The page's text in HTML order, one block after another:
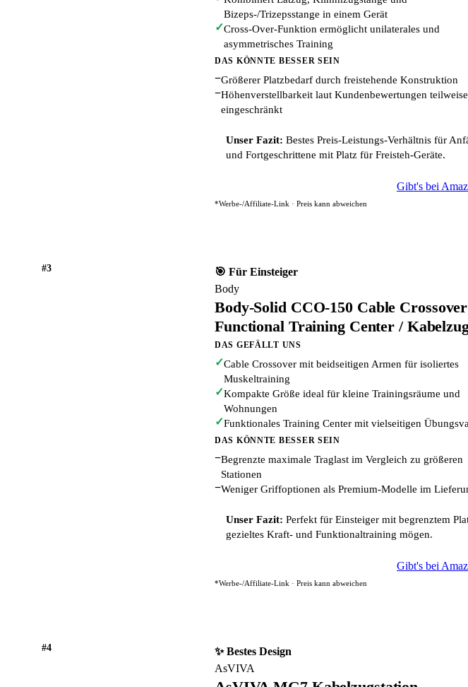
Bizeps-/Trizepsstange in einem Gerät
✓Cross-Over-Funktion ermöglicht unilaterales und
asymmetrisches Training
DAS KÖNNTE BESSER SEIN
−Größerer Platzbedarf durch freistehende Konstruktion
−Höhenverstellbarkeit laut Kundenbewertungen teilweise
eingeschränkt
Unser Fazit: Bestes Preis-Leistungs-Verhältnis für
und Fortgeschrittene mit Platz für Freisteh-Geräte.
Gibt's bei
*Werbe-/Affiliate-Link · Preis kann abweichen
#3
🎯 Für Einsteiger
Body
Body-Solid CCO-150 Cable
Functional Training Center /
DAS GEFÄLLT UNS
✓Cable Crossover mit beidseitigen Armen für isoliertes
Muskeltraining
✓Kompakte Größe ideal für kleine Trainingsräume und
Wohnungen
✓Funktionales Training Center mit vielseitigen
DAS KÖNNTE BESSER SEIN
−Begrenzte maximale Traglast im Vergleich zu größeren
Stationen
−Weniger Griffoptionen als Premium-Modelle im
Unser Fazit: Perfekt für Einsteiger mit begrenztem
gezieltes Kraft- und Funktionaltraining mögen.
Gibt's bei
*Werbe-/Affiliate-Link · Preis kann abweichen
#4
✨ Bestes Design
AsVIVA